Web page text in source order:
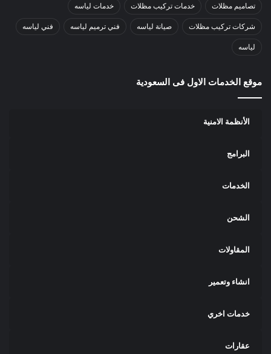
تصاميم مظلات خدمات تركيب مظلات خدمات لياسه
شركات تركيب مظلات صيانة لياسه فني ترميم لياسه فني لياسه
لياسه
موقع الخدمات الاول فى السعودية
الأنظمة الامنية
البرامج
الخدمات
الشحن
المقاولات
انشاء وتعمير
خدمات اخري
عقارات